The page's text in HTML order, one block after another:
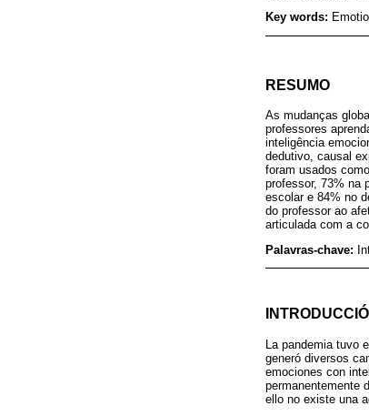
Key words:
RESUMO
As mudanças
professores
inteligência
dedutivo, causal
foram usados
professor, 73% na
escolar e 84% no
do professor ao
articulada com a
Palavras-chave:
La pandemia
generó diversos
emociones con
permanentemente
ello no existe una